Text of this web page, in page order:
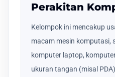
Perakitan
Kelompok ini mencakup
macam mesin komputasi,
komputer laptop,
ukuran tangan (misal